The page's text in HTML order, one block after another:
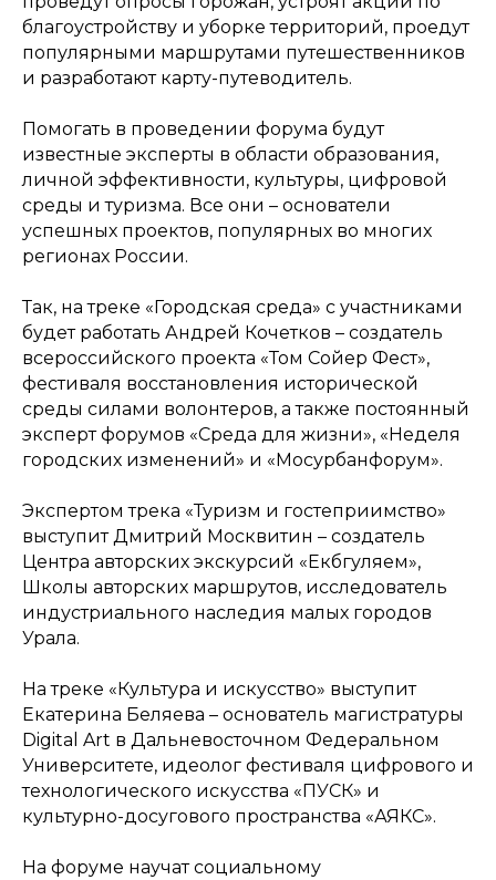
благоустройству и уборке территорий, проедут
популярными маршрутами путешественников
и разработают карту-путеводитель.
Помогать в проведении форума будут
известные эксперты в области образования,
личной эффективности, культуры, цифровой
среды и туризма. Все они – основатели
успешных проектов, популярных во многих
регионах России.
Так, на треке «Городская среда» с участниками
будет работать Андрей Кочетков – создатель
всероссийского проекта «Том Сойер Фест»,
фестиваля восстановления исторической
среды силами волонтеров, а также постоянный
эксперт форумов «Среда для жизни», «Неделя
городских изменений» и «Мосурбанфорум».
Экспертом трека «Туризм и гостеприимство»
выступит Дмитрий Москвитин – создатель
Центра авторских экскурсий «Екбгуляем»,
Школы авторских маршрутов, исследователь
индустриального наследия малых городов
Урала.
На треке «Культура и искусство» выступит
Екатерина Беляева – основатель магистратуры
Digital Art в Дальневосточном Федеральном
Университете, идеолог фестиваля цифрового и
технологического искусства «ПУСК» и
культурно-досугового пространства «АЯКС».
На форуме научат социальному